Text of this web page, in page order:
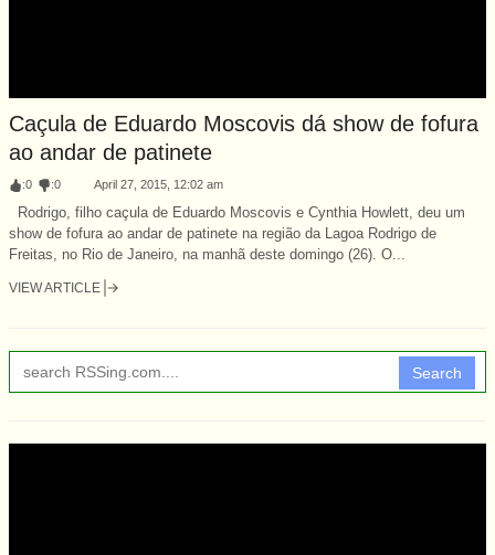
Caçula de Eduardo Moscovis dá show de fofura
ao andar de patinete
:0 :0 April 27, 2015, 12:02 am
Rodrigo, filho caçula de Eduardo Moscovis e Cynthia Howlett, deu um
show de fofura ao andar de patinete na região da Lagoa Rodrigo de
Freitas, no Rio de Janeiro, na manhã deste domingo (26). O...
VIEW ARTICLE
Search